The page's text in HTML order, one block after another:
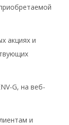
акциях и
G, на веб-
и